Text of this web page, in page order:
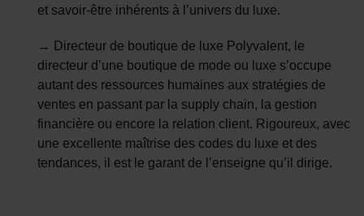
et savoir-être inhérents à l’univers du luxe.
→ Directeur de boutique de luxe Polyvalent, le
directeur d’une boutique de mode ou luxe s’occupe
autant des ressources humaines aux stratégies de
ventes en passant par la supply chain, la gestion
financière ou encore la relation client. Rigoureux, avec
une excellente maîtrise des codes du luxe et des
tendances, il est le garant de l’enseigne qu’il dirige.